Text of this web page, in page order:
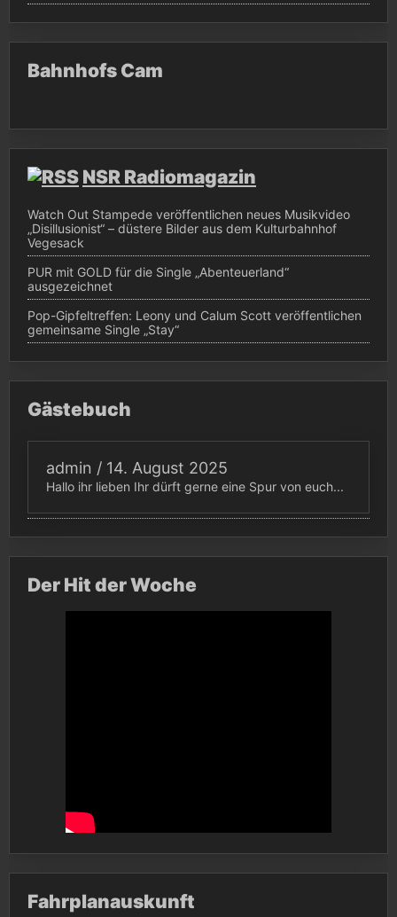
Bahnhofs Cam
NSR Radiomagazin
Watch Out Stampede veröffentlichen neues Musikvideo
„Disillusionist“ – düstere Bilder aus dem Kulturbahnhof
Vegesack
PUR mit GOLD für die Single „Abenteuerland“
ausgezeichnet
Pop-Gipfeltreffen: Leony und Calum Scott veröffentlichen
gemeinsame Single „Stay“
Gästebuch
admin / 14. August 2025
Hallo ihr lieben Ihr dürft gerne eine Spur von euch...
Der Hit der Woche
Fahrplanauskunft